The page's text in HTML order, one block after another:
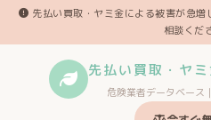
先払い買取・ヤミ金による被害が急
相談くだ
先払い買取・ヤ
危険業者データベース